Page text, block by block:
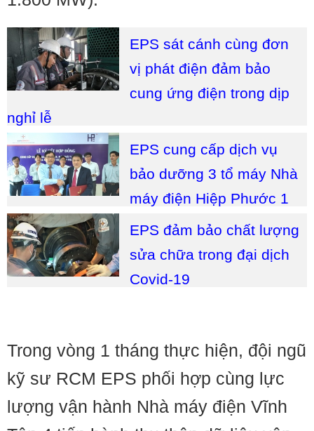
EPS sát cánh cùng đơn
vị phát điện đảm bảo
cung ứng điện trong dịp
nghỉ lễ
EPS cung cấp dịch vụ
bảo dưỡng 3 tổ máy Nhà
máy điện Hiệp Phước 1
EPS đảm bảo chất lượng
sửa chữa trong đại dịch
Covid-19
Trong vòng 1 tháng thực hiện, đội ngũ
kỹ sư RCM EPS phối hợp cùng lực
lượng vận hành Nhà máy điện Vĩnh